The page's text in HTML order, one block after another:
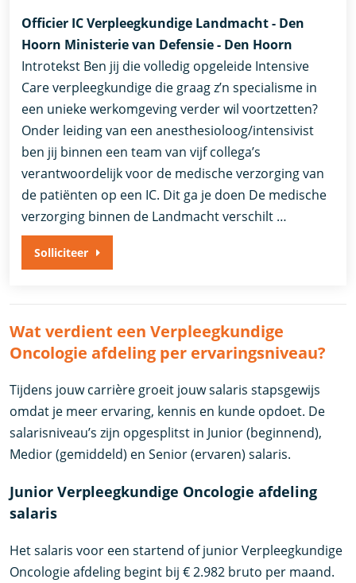
Officier IC Verpleegkundige Landmacht - Den
Hoorn Ministerie van Defensie - Den Hoorn
Introtekst Ben jij die volledig opgeleide Intensive
Care verpleegkundige die graag z’n specialisme in
een unieke werkomgeving verder wil voortzetten?
Onder leiding van een anesthesioloog/intensivist
ben jij binnen een team van vijf collega’s
verantwoordelijk voor de medische verzorging van
de patiënten op een IC. Dit ga je doen De medische
verzorging binnen de Landmacht verschilt …
Solliciteer
Wat verdient een Verpleegkundige
Oncologie afdeling per ervaringsniveau?
Tijdens jouw carrière groeit jouw salaris stapsgewijs
omdat je meer ervaring, kennis en kunde opdoet. De
salarisniveau’s zijn opgesplitst in Junior (beginnend),
Medior (gemiddeld) en Senior (ervaren) salaris.
Junior Verpleegkundige Oncologie afdeling
salaris
Het salaris voor een startend of junior Verpleegkundige
Oncologie afdeling begint bij € 2.982 bruto per maand.